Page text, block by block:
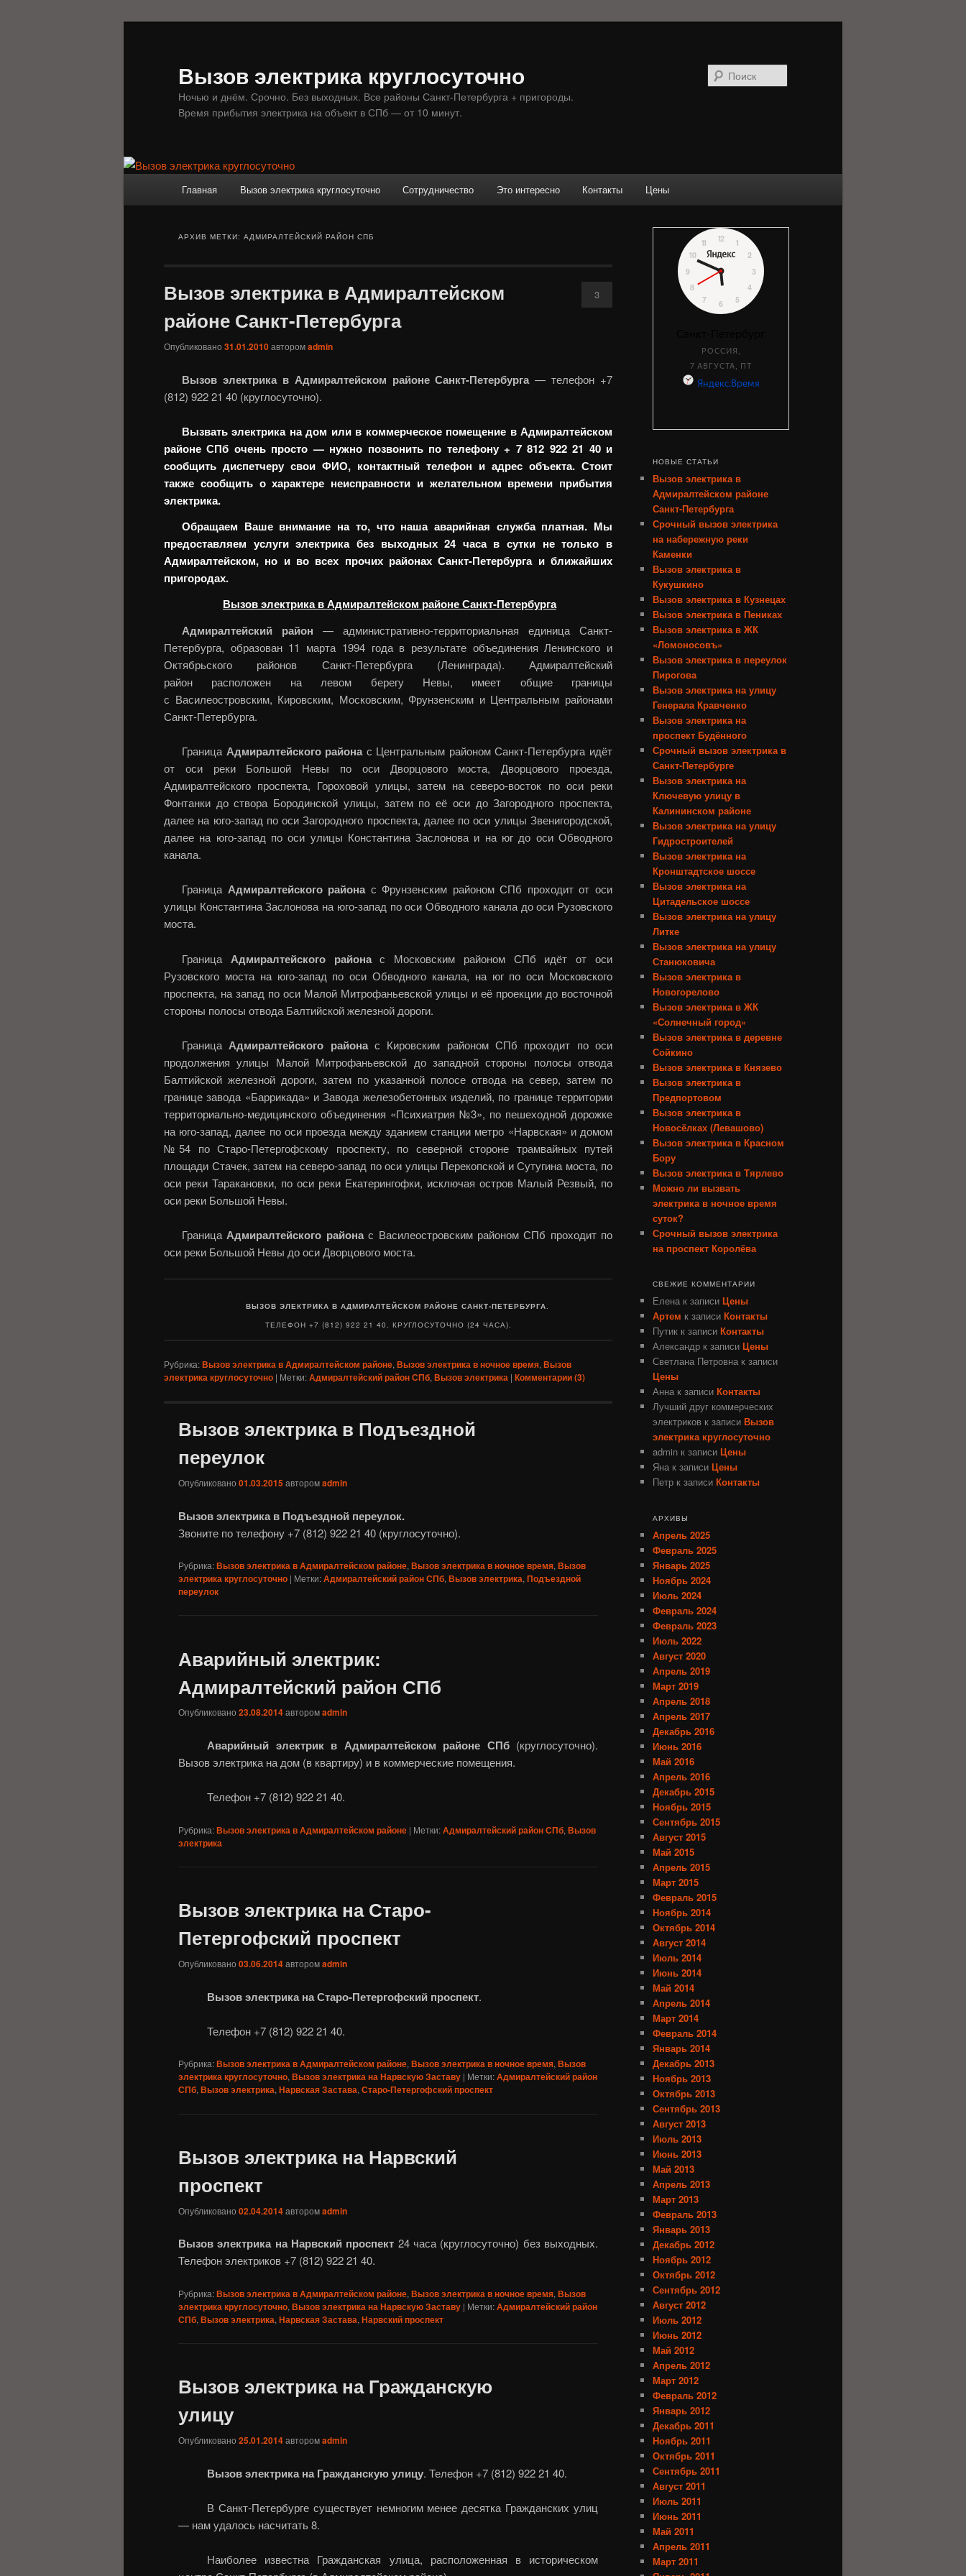
Вызов электрика круглосуточно
Ночью и днём. Срочно. Без выходных. Все районы Санкт-Петербурга + пригороды.
Время прибытия электрика на объект в СПб — от 10 минут.
Главная Вызов электрика круглосуточно Сотрудничество Это интересно Контакты Цены
АРХИВ МЕТКИ: АДМИРАЛТЕЙСКИЙ РАЙОН СПБ
Вызов электрика в Адмиралтейском
районе Санкт-Петербурга
Опубликовано 31.01.2010авторомadmin
3
Вызов электрика в Адмиралтейском районе Санкт-Петербурга— телефон +7
(812) 922 21 40 (круглосуточно).
Вызвать электрика на дом или в коммерческое помещение в Адмиралтейском
районе СПб очень просто — нужно позвонить по телефону + 7 812 922 21 40 и
сообщить диспетчеру свои ФИО, контактный телефон и адрес объекта. Стоит
также сообщить о характере неисправности и желательном времени прибытия
электрика.
Обращаем Ваше внимание на то, что наша аварийная служба платная. Мы
предоставляем услуги электрика без выходных 24 часа в сутки не только в
Адмиралтейском, но и во всех прочих районах Санкт-Петербурга и ближайших
пригородах.
Вызов электрика в Адмиралтейском районе Санкт-Петербурга
Адмиралтейский район — административно-территориальная единица Санкт-
Петербурга, образован 11 марта 1994 года в результате объединения Ленинского и
Октябрьского районов Санкт-Петербурга (Ленинграда). Адмиралтейский
район расположен на левом берегу Невы, имеет общие границы
с Василеостровским, Кировским, Московским, Фрунзенским и Центральным районами
Санкт-Петербурга.
Граница Адмиралтейского районас Центральным районом Санкт-Петербурга идёт
от оси реки Большой Невы по оси Дворцового моста, Дворцового проезда,
Адмиралтейского проспекта, Гороховой улицы, затем на северо-восток по оси реки
Фонтанки до створа Бородинской улицы, затем по её оси до Загородного проспекта,
далее на юго-запад по оси Загородного проспекта, далее по оси улицы Звенигородской,
далее на юго-запад по оси улицы Константина Заслонова и на юг до оси Обводного
канала.
Граница Адмиралтейского районас Фрунзенским районом СПб проходит от оси
улицы Константина Заслонова на юго-запад по оси Обводного канала до оси Рузовского
моста.
Граница Адмиралтейского районас Московским районом СПб идёт от оси
Рузовского моста на юго-запад по оси Обводного канала, на юг по оси Московского
проспекта, на запад по оси Малой Митрофаньевской улицы и её проекции до восточной
стороны полосы отвода Балтийской железной дороги.
Граница Адмиралтейского районас Кировским районом СПб проходит по оси
продолжения улицы Малой Митрофаньевской до западной стороны полосы отвода
Балтийской железной дороги, затем по указанной полосе отвода на север, затем по
границе завода «Баррикада» и Завода железобетонных изделий, по границе территории
территориально-медицинского объединения «Психиатрия №3», по пешеходной дорожке
на юго-запад, далее по оси проезда между зданием станции метро «Нарвская» и домом
№54 по Старо-Петергофскому проспекту, по северной стороне трамвайных путей
площади Стачек, затем на северо-запад по оси улицы Перекопской и Сутугина моста, по
оси реки Таракановки, по оси реки Екатерингофки, исключая остров Малый Резвый, по
оси реки Большой Невы.
ГраницаАдмиралтейского районас Василеостровским районом СПб проходит по
оси реки Большой Невы до оси Дворцового моста.
ВЫЗОВ ЭЛЕКТРИКА В АДМИРАЛТЕЙСКОМ РАЙОНЕ САНКТ-ПЕТЕРБУРГА.
ТЕЛЕФОН +7 (812) 922 21 40. КРУГЛОСУТОЧНО (24 ЧАСА).
Рубрика:Вызов электрика в Адмиралтейском районе, Вызов электрика в ночное время, Вызов
электрика круглосуточно | Метки:Адмиралтейский район СПб, Вызов электрика | Комментарии (3)
Вызов электрика в Подъездной
переулок
Опубликовано 01.03.2015авторомadmin
Вызов электрика в Подъездной переулок.
Звоните по телефону +7 (812) 922 21 40 (круглосуточно).
Рубрика:Вызов электрика в Адмиралтейском районе, Вызов электрика в ночное время, Вызов
электрика круглосуточно | Метки:Адмиралтейский район СПб, Вызов электрика, Подъездной
переулок
Аварийный электрик:
Адмиралтейский район СПб
Опубликовано 23.08.2014авторомadmin
Аварийный электрик в Адмиралтейском районе СПб(круглосуточно).
Вызов электрика на дом (в квартиру) и в коммерческие помещения.
Телефон +7 (812) 922 21 40.
Рубрика:Вызов электрика в Адмиралтейском районе | Метки:Адмиралтейский район СПб, Вызов
электрика
Вызов электрика на Старо-
Петергофский проспект
Опубликовано 03.06.2014авторомadmin
Вызов электрика на Старо-Петергофский проспект.
Телефон +7 (812) 922 21 40.
Рубрика:Вызов электрика в Адмиралтейском районе, Вызов электрика в ночное время, Вызов
электрика круглосуточно, Вызов электрика на Нарвскую Заставу | Метки:Адмиралтейский район
СПб, Вызов электрика, Нарвская Застава, Старо-Петергофский проспект
Вызов электрика на Нарвский
проспект
Опубликовано 02.04.2014авторомadmin
Вызов электрика на Нарвский проспект 24 часа (круглосуточно) без выходных.
Телефон электриков +7 (812) 922 21 40.
Рубрика:Вызов электрика в Адмиралтейском районе, Вызов электрика в ночное время, Вызов
электрика круглосуточно, Вызов электрика на Нарвскую Заставу | Метки:Адмиралтейский район
СПб, Вызов электрика, Нарвская Застава, Нарвский проспект
Вызов электрика на Гражданскую
улицу
Опубликовано 25.01.2014авторомadmin
Вызов электрика на Гражданскую улицу. Телефон +7 (812) 922 21 40.
В Санкт-Петербурге существует немногим менее десятка Гражданских улиц
— нам удалось насчитать 8.
Наиболее известна Гражданская улица, расположенная в историческом
НОВЫЕ СТАТЬИ
Вызов электрика в
Адмиралтейском районе
Санкт-Петербурга
Срочный вызов электрика
на набережную реки
Каменки
Вызов электрика в
Кукушкино
Вызов электрика в Кузнецах
Вызов электрика в Пениках
Вызов электрика в ЖК
«Ломоносовъ»
Вызов электрика в переулок
Пирогова
Вызов электрика на улицу
Генерала Кравченко
Вызов электрика на
проспект Будённого
Срочный вызов электрика в
Санкт-Петербурге
Вызов электрика на
Ключевую улицу в
Калининском районе
Вызов электрика на улицу
Гидростроителей
Вызов электрика на
Кронштадтское шоссе
Вызов электрика на
Цитадельское шоссе
Вызов электрика на улицу
Литке
Вызов электрика на улицу
Станюковича
Вызов электрика в
Новогорелово
Вызов электрика в ЖК
«Солнечный город»
Вызов электрика в деревне
Сойкино
Вызов электрика в Князево
Вызов электрика в
Предпортовом
Вызов электрика в
Новосёлках (Левашово)
Вызов электрика в Красном
Бору
Вызов электрика в Тярлево
Можно ли вызвать
электрика в ночное время
суток?
Срочный вызов электрика
на проспект Королёва
СВЕЖИЕ КОММЕНТАРИИ
Елена к записи Цены
Артем к записи Контакты
Путик к записи Контакты
Александр к записи Цены
Светлана Петровна к записи
Цены
Анна к записи Контакты
Лучший друг коммерческих
электриков к записи Вызов
электрика круглосуточно
admin к записи Цены
Яна к записи Цены
Петр к записи Контакты
АРХИВЫ
Апрель 2025
Февраль 2025
Январь 2025
Ноябрь 2024
Июль 2024
Февраль 2024
Февраль 2023
Июль 2022
Август 2020
Апрель 2019
Март 2019
Апрель 2018
Апрель 2017
Декабрь 2016
Июнь 2016
Май 2016
Апрель 2016
Декабрь 2015
Ноябрь 2015
Сентябрь 2015
Август 2015
Май 2015
Апрель 2015
Март 2015
Февраль 2015
Ноябрь 2014
Октябрь 2014
Август 2014
Июль 2014
Июнь 2014
Май 2014
Апрель 2014
Март 2014
Февраль 2014
Январь 2014
Декабрь 2013
Ноябрь 2013
Октябрь 2013
Сентябрь 2013
Август 2013
Июль 2013
Июнь 2013
Май 2013
Апрель 2013
Март 2013
Февраль 2013
Январь 2013
Декабрь 2012
Ноябрь 2012
Октябрь 2012
Сентябрь 2012
Август 2012
Июль 2012
Июнь 2012
Май 2012
Апрель 2012
Март 2012
Февраль 2012
Январь 2012
Декабрь 2011
Ноябрь 2011
Октябрь 2011
Сентябрь 2011
Август 2011
Июль 2011
Июнь 2011
Май 2011
Апрель 2011
Март 2011